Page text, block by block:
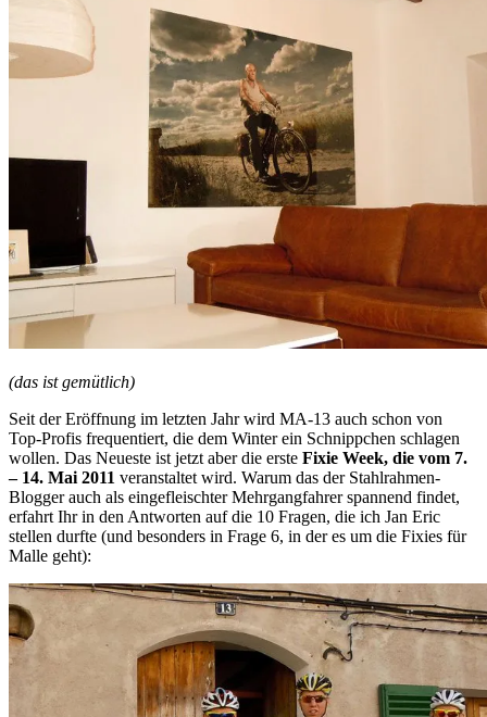
(das ist gemütlich)
Seit der Eröffnung im letzten Jahr wird MA-13 auch schon von
Top-Profis frequentiert, die dem Winter ein Schnippchen schlagen
wollen. Das Neueste ist jetzt aber die erste Fixie Week, die vom 7.
– 14. Mai 2011 veranstaltet wird. Warum das der Stahlrahmen-
Blogger auch als eingefleischter Mehrgangfahrer spannend findet,
erfahrt Ihr in den Antworten auf die 10 Fragen, die ich Jan Eric
stellen durfte (und besonders in Frage 6, in der es um die Fixies für
Malle geht):